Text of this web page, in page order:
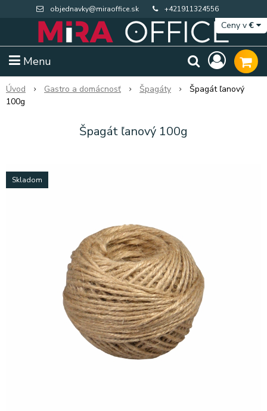
objednavky@miraoffice.sk +421911324556
Menu
Ceny v€
Výpredaj BTS
Úvod Gastro a domácnosť Špagáty
Špagát ľanový
100g
Špagát ľanový 100g
Skladom